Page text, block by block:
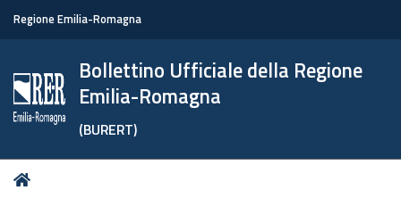
Regione Emilia-Romagna
Bollettino Ufficiale della Regione
Emilia-Romagna
(BURERT)
Tu